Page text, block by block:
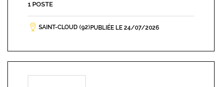
1 POSTE
SAINT-CLOUD (92) PUBLIÉE LE 24/07/2026